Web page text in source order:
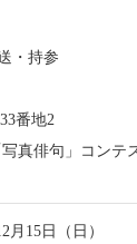
・持参
番地2
真俳句」コンテ
15日（日）